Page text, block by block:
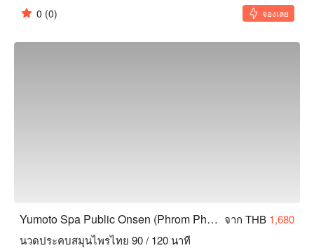
0 (0) จองเลย
Yumoto Spa Public Onsen (Phrom Phong) จาก THB 1,680
นวดประคบสมุนไพรไทย 90 / 120 นาที